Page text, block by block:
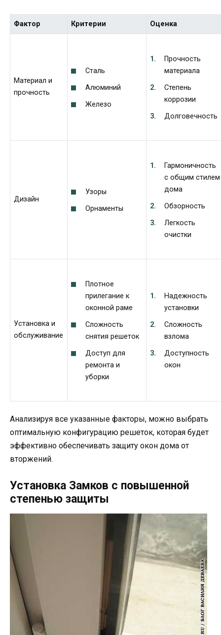
Фактор Критерии Оценка
Материал и
прочность
Сталь
Алюминий
Железо
Прочность
материала
Степень
коррозии
Долговечность
Дизайн
Узоры
Орнаменты
Гармоничность
с общим стилем
дома
Обзорность
Легкость
очистки
Установка и
обслуживание
Плотное
прилегание к
оконной раме
Сложность
снятия решеток
Доступ для
ремонта и
уборки
Надежность
установки
Сложность
взлома
Доступность
окон
Анализируя все указанные факторы, можно выбрать
оптимальную конфигурацию решеток, которая будет
эффективно обеспечивать защиту окон дома от
вторжений.
Установка Замков с повышенной
степенью защиты